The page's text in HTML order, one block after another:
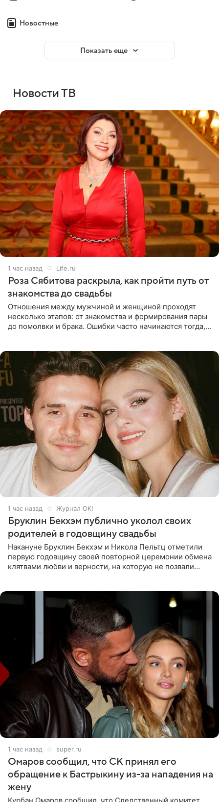
Новостные
Показать еще
Новости ТВ
1 час назад Life.ru
Роза Сябитова раскрыла, как пройти путь от
знакомства до свадьбы
Отношения между мужчиной и женщиной проходят
несколько этапов: от знакомства и формирования пары
до помолвки и брака. Ошибки часто начинаются тогда,
1 час назад Журнал OK!
Бруклин Бекхэм публично уколол своих
родителей в годовщину свадьбы
Накануне Бруклин Бекхэм и Никола Пельтц отметили
первую годовщину своей повторной церемонии обмена
клятвами любви и верности, на которую не позвали
1 час назад super.ru
Омаров сообщил, что СК принял его
обращение к Бастрыкину из-за нападения на
жену